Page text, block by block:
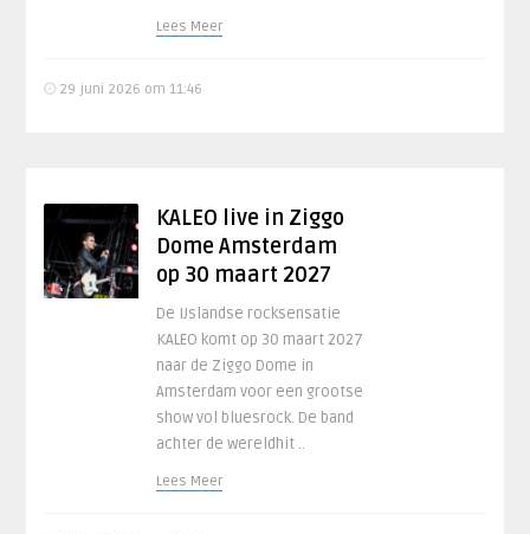
Lees Meer
29 juni 2026 om 11:46
KALEO live in Ziggo
Dome Amsterdam
op 30 maart 2027
De IJslandse rocksensatie
KALEO komt op 30 maart 2027
naar de Ziggo Dome in
Amsterdam voor een grootse
show vol bluesrock. De band
achter de wereldhit ..
Lees Meer